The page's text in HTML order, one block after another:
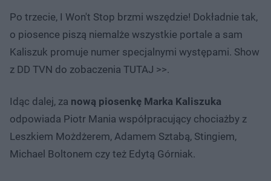
Po trzecie, I Won't Stop brzmi wszędzie! Dokładnie tak,
o piosence piszą niemalże wszystkie portale a sam
Kaliszuk promuje numer specjalnymi występami. Show
z DD TVN do zobaczenia TUTAJ >>.
Idąc dalej, za nową piosenkę Marka Kaliszuka
odpowiada Piotr Mania współpracujący chociażby z
Leszkiem Możdżerem, Adamem Sztabą, Stingiem,
Michael Boltonem czy też Edytą Górniak.